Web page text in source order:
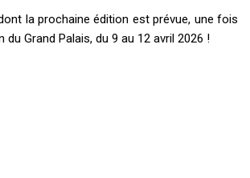
la prochaine édition est prévue, une fois
du Grand Palais, du 9 au 12 avril 2026 !